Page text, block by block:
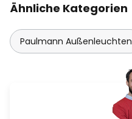
Ähnliche Kategorien
Paulmann Außenleuchten